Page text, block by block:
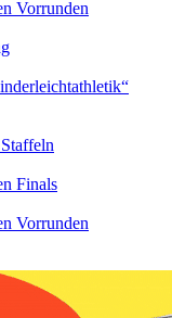
Vorrunden
Finals
Vorrunden